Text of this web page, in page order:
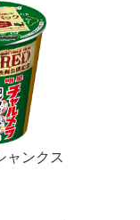
ャンクス